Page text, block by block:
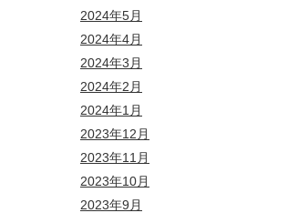
2024年5月
2024年4月
2024年3月
2024年2月
2024年1月
2023年12月
2023年11月
2023年10月
2023年9月